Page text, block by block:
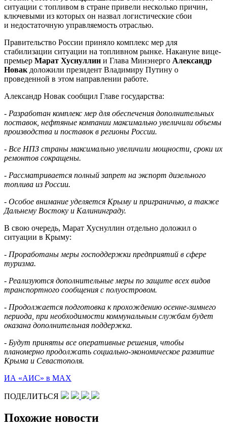
ситуации с топливом в стране привели несколько причин,
ключевыми из которых он назвал логистические сбои
и недостаточную управляемость отраслью.
Правительство России приняло комплекс мер для
стабилизации ситуации на топливном рынке. Накануне вице-
премьер Марат Хуснуллин и Глава Минэнерго Александр
Новак доложили президент Владимиру Путину о
проведенной в этом направлении работе.
Александр Новак сообщил Главе государства:
- Разработан комплекс мер для обеспечения дополнительных
поставок, нефтяные компании максимально увеличили объемы
производства и поставок в регионы России.
- Все НПЗ страны максимально увеличили мощности, сроки их
ремонтов сокращены.
- Рассматривается полный запрет на экспорт дизельного
топлива из России.
- Особое внимание уделяется Крыму и приграничью, а также
Дальнему Востоку и Калининграду.
В свою очередь, Марат Хуснуллин отдельно доложил о
ситуации в Крыму:
- Проработаны меры господдержки предприятий в сфере
туризма.
- Реализуются дополнительные меры по защите всех видов
транспортного сообщения с полуостровом.
- Продолжается подготовка к прохождению осенне-зимнего
периода, при необходимости коммунальным службам будет
оказана дополнительная поддержка.
- Будут приняты все оперативные решения, чтобы
планомерно продолжать социально-экономическое развитие
Крыма и Севастополя.
ИА «АИС» в МАХ
ПОДЕЛИТЬСЯ
Похожие новости